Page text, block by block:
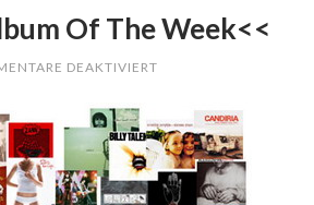
Of The Week<<
DEAKTIVIERT
>>ALBUM
OF
THE
WEEK<<